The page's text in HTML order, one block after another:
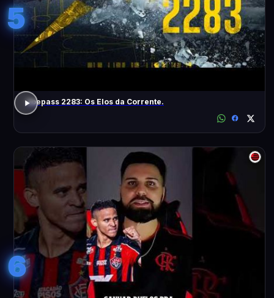
5
Voepass 2283: Os Elos da Corrente.
6